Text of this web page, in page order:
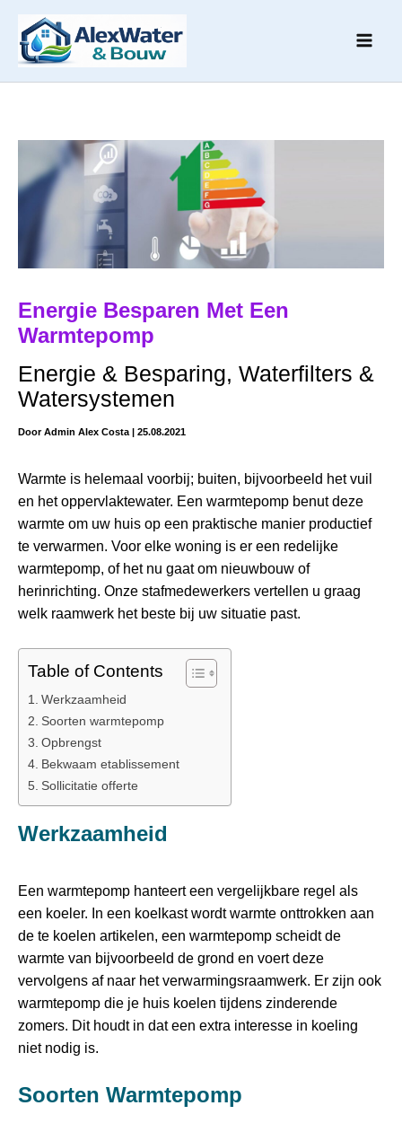
naar
inhoud
Energie Besparen Met Een
Warmtepomp
Energie & Besparing, Waterfilters &
Watersystemen
DoorAdmin Alex Costa | 25.08.2021
Warmte is helemaal voorbij; buiten, bijvoorbeeld het vuil
en het oppervlaktewater. Een warmtepomp benut deze
warmte om uw huis op een praktische manier productief
te verwarmen. Voor elke woning is er een redelijke
warmtepomp, of het nu gaat om nieuwbouw of
herinrichting. Onze stafmedewerkers vertellen u graag
welk raamwerk het beste bij uw situatie past.
Table of Contents
Werkzaamheid
Soorten warmtepomp
Opbrengst
Bekwaam etablissement
Sollicitatie offerte
Werkzaamheid
Een warmtepomp hanteert een vergelijkbare regel als
een koeler. In een koelkast wordt warmte onttrokken aan
de te koelen artikelen, een warmtepomp scheidt de
warmte van bijvoorbeeld de grond en voert deze
vervolgens af naar het verwarmingsraamwerk. Er zijn ook
warmtepomp die je huis koelen tijdens zinderende
zomers. Dit houdt in dat een extra interesse in koeling
niet nodig is.
Soorten Warmtepomp